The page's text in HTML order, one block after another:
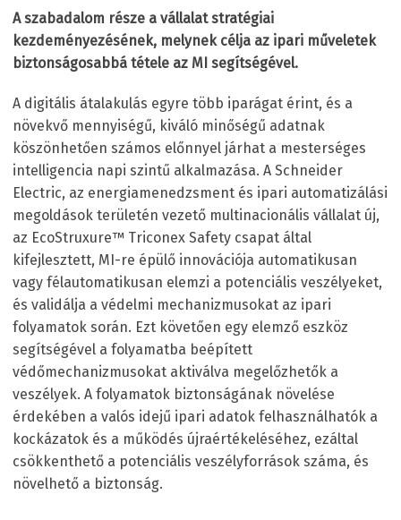
A szabadalom része a vállalat stratégiai
kezdeményezésének, melynek célja az ipari műveletek
biztonságosabbá tétele az MI segítségével.
A digitális átalakulás egyre több iparágat érint, és a
növekvő mennyiségű, kiváló minőségű adatnak
köszönhetően számos előnnyel járhat a mesterséges
intelligencia napi szintű alkalmazása. A Schneider
Electric, az energiamenedzsment és ipari automatizálási
megoldások területén vezető multinacionális vállalat új,
az EcoStruxure™ Triconex Safety csapat által
kifejlesztett, MI-re épülő innovációja automatikusan
vagy félautomatikusan elemzi a potenciális veszélyeket,
és validálja a védelmi mechanizmusokat az ipari
folyamatok során. Ezt követően egy elemző eszköz
segítségével a folyamatba beépített
védőmechanizmusokat aktiválva megelőzhetők a
veszélyek. A folyamatok biztonságának növelése
érdekében a valós idejű ipari adatok felhasználhatók a
kockázatok és a működés újraértékeléséhez, ezáltal
csökkenthető a potenciális veszélyforrások száma, és
növelhető a biztonság.